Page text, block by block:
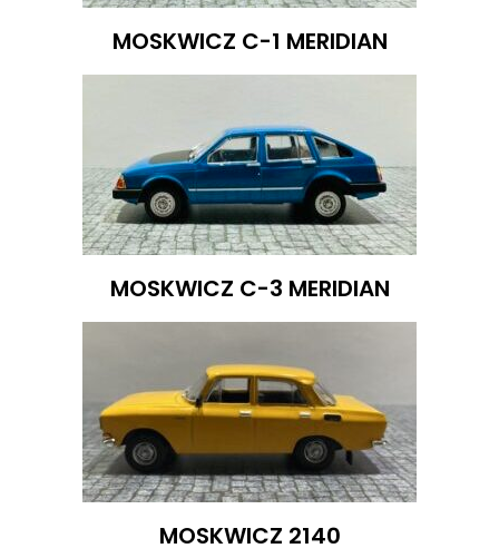
MOSKWICZ C-1 MERIDIAN
MOSKWICZ C-3 MERIDIAN
MOSKWICZ 2140